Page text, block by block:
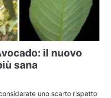
il nuovo
sana
uno scarto rispetto